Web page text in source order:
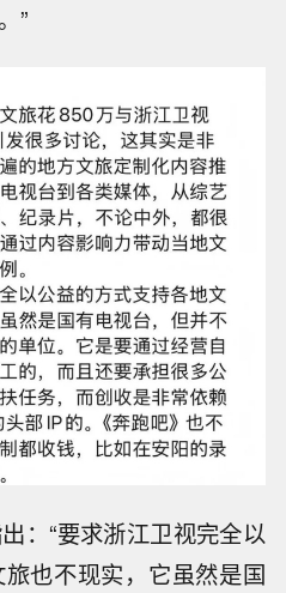
”
：“要求浙江卫视完全以
也不现实，它虽然是国